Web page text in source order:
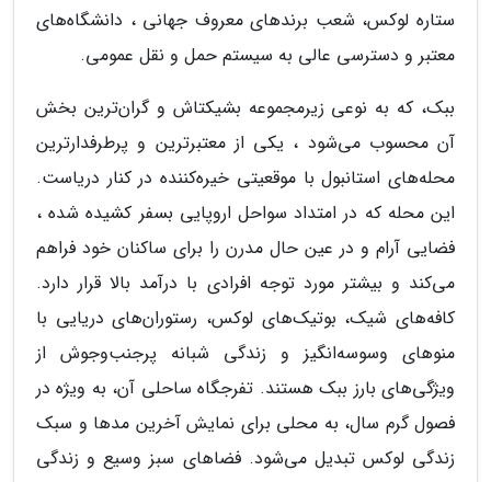
ستاره لوکس، شعب برندهای معروف جهانی ، دانشگاه‌های
معتبر و دسترسی عالی به سیستم حمل و نقل عمومی.
ببک، که به نوعی زیرمجموعه بشیکتاش و گران‌ترین بخش
آن محسوب می‌شود ، یکی از معتبرترین و پرطرفدارترین
محله‌های استانبول با موقعیتی خیره‌کننده در کنار دریاست.
این محله که در امتداد سواحل اروپایی بسفر کشیده شده ،
فضایی آرام و در عین حال مدرن را برای ساکنان خود فراهم
می‌کند و بیشتر مورد توجه افرادی با درآمد بالا قرار دارد.
کافه‌های شیک، بوتیک‌های لوکس، رستوران‌های دریایی با
منوهای وسوسه‌انگیز و زندگی شبانه پرجنب‌وجوش از
ویژگی‌های بارز ببک هستند. تفرجگاه ساحلی آن، به ویژه در
فصول گرم سال، به محلی برای نمایش آخرین مدها و سبک
زندگی لوکس تبدیل می‌شود. فضاهای سبز وسیع و زندگی